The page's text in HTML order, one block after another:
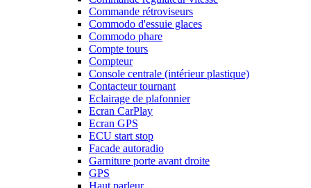
Commande rétroviseurs
Commodo d'essuie glaces
Commodo phare
Compte tours
Compteur
Console centrale (intérieur plastique)
Contacteur tournant
Eclairage de plafonnier
Ecran CarPlay
Ecran GPS
ECU start stop
Facade autoradio
Garniture porte avant droite
GPS
Haut parleur